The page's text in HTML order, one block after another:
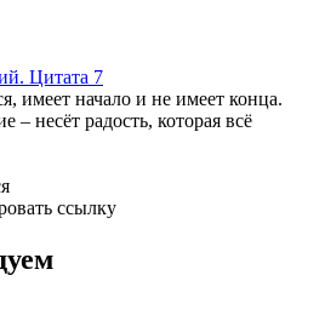
Цитата 7
имеет начало и не имеет конца.
– несёт радость, которая всё